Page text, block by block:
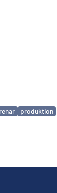
produktion